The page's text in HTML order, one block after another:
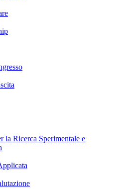
la Ricerca Sperimentale e